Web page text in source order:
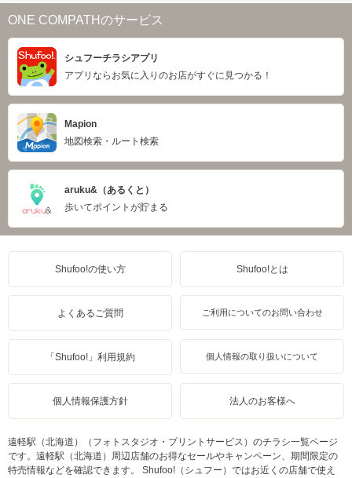
ONE COMPATHのサービス
シュフーチラシアプリ
アプリならお気に入りのお店がすぐに見つかる！
Mapion
地図検索・ルート検索
aruku&（あるくと）
歩いてポイントが貯まる
Shufoo!の使い方 Shufoo!とは
よくあるご質問 ご利用についてのお問い合わせ
「Shufoo!」利用規約 個人情報の取り扱いについて
個人情報保護方針 法人のお客様へ
遠軽駅（北海道）（フォトスタジオ・プリントサービス）のチラシ一覧ページ
です。遠軽駅（北海道）周辺店舗のお得なセールやキャンペーン、期間限定の
特売情報などを確認できます。 Shufoo!（シュフー）ではお近くの店舗で使え